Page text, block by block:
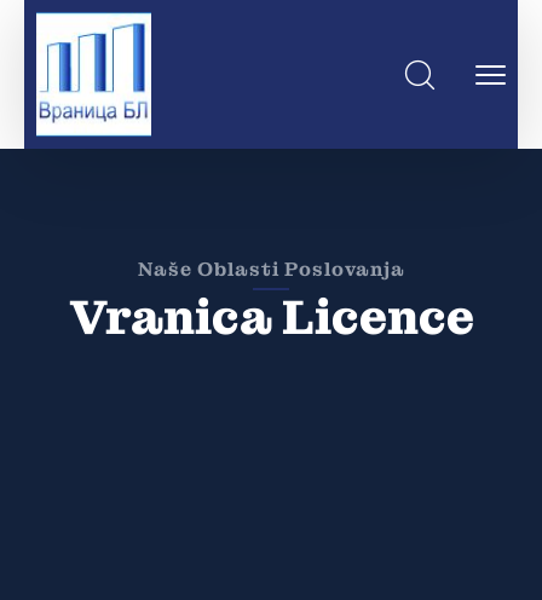
Naše Oblasti Poslovanja
Vranica Licence